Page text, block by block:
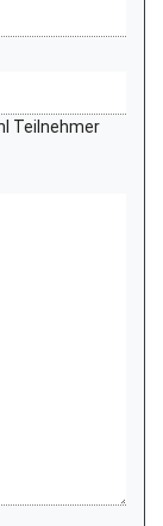
Teilnehmer